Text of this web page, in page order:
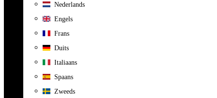
Nederlands
Engels
Frans
Duits
Italiaans
Spaans
Zweeds